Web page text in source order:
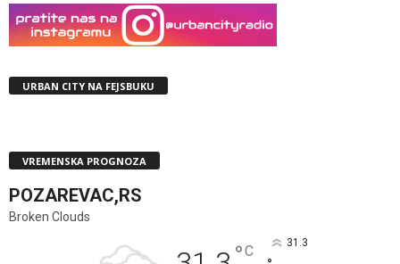
URBAN CITY NA FEJSBUKU
VREMENSKA PROGNOZA
POZAREVAC,RS
Broken Clouds
°C 31.3